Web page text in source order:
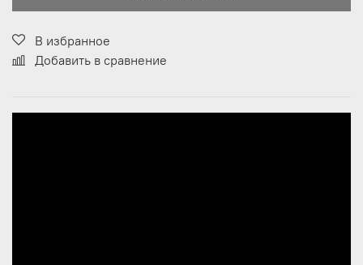
В избранное
Добавить в сравнение